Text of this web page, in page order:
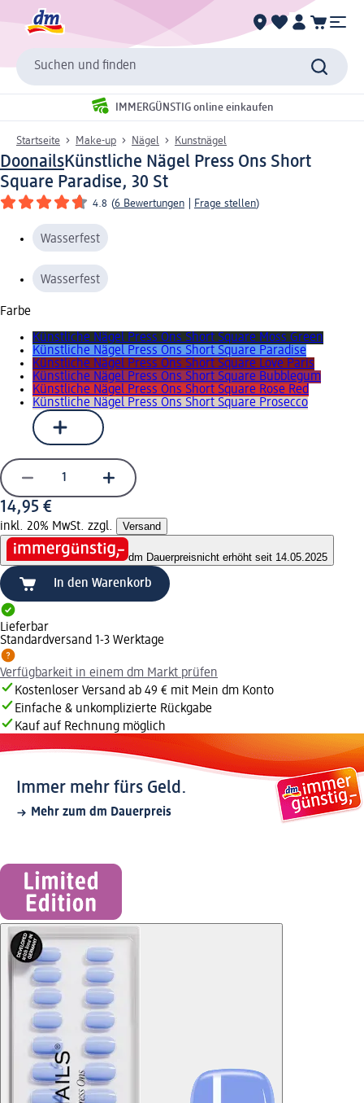
Suchen und finden
IMMERGÜNSTIG online einkaufen
Startseite Make-up Nägel Kunstnägel
DoonailsKünstliche Nägel Press Ons Short
Square Paradise, 30 St
4.8 (6 Bewertungen Frage stellen)
Wasserfest
Wasserfest
Farbe
Künstliche Nägel Press Ons Short Square Moss Green
Künstliche Nägel Press Ons Short Square Paradise
Künstliche Nägel Press Ons Short Square Love Paris
Künstliche Nägel Press Ons Short Square Bubblegum
Künstliche Nägel Press Ons Short Square Rose Red
Künstliche Nägel Press Ons Short Square Prosecco
14,95 €
inkl. 20% MwSt. zzgl. Versand
dm Dauerpreisnicht erhöht seit 14.05.2025
In den Warenkorb
Lieferbar
Standardversand 1-3 Werktage
Verfügbarkeit in einem dm Markt prüfen
Kostenloser Versand ab 49 € mit Mein dm Konto
Einfache & unkomplizierte Rückgabe
Kauf auf Rechnung möglich
Immer mehr fürs Geld.
Mehr zum dm Dauerpreis